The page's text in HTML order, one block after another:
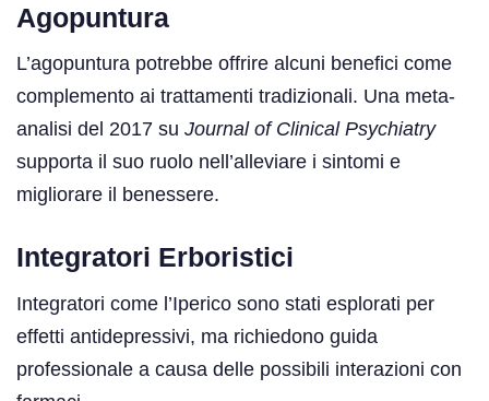
Agopuntura
L’agopuntura potrebbe offrire alcuni benefici come
complemento ai trattamenti tradizionali. Una meta-
analisi del 2017 su Journal of Clinical Psychiatry
supporta il suo ruolo nell’alleviare i sintomi e
migliorare il benessere.
Integratori Erboristici
Integratori come l’Iperico sono stati esplorati per
effetti antidepressivi, ma richiedono guida
professionale a causa delle possibili interazioni con